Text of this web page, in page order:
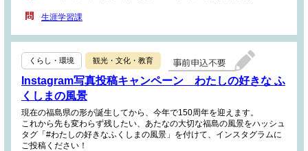
生涯学習課
くらし・環境 観光・文化・教育
Instagram写真投稿キャンペーン わたしの好きな ふ
くしまの風景
現在の福島県の形が誕生してから、今年で150周年を迎えます。
これから先も変わらず残したい、あたなの大切な福島の風景をハッシュ
タグ「#わたしの好きなふくしまの風景」を付けて、インスタグラムに
ご投稿ください！